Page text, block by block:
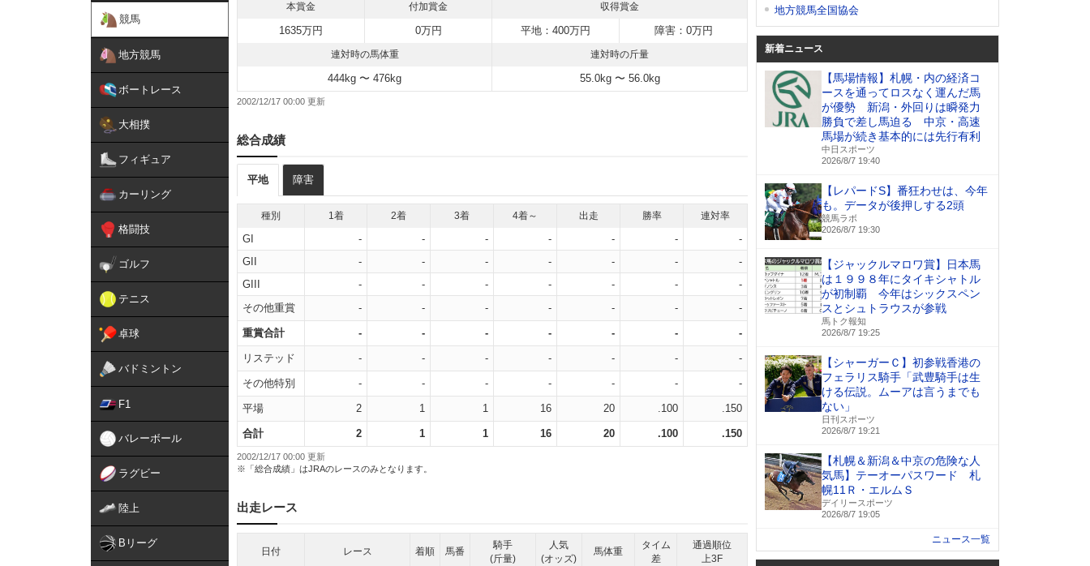
競馬
地方競馬
ボートレース
大相撲
フィギュア
カーリング
格闘技
ゴルフ
テニス
卓球
バドミントン
F1
バレーボール
ラグビー
陸上
Bリーグ
本賞金 付加賞金 収得賞金
1635万円 0万円 平地：400万円 障害：0万円
連対時の馬体重 連対時の斤量
444kg 〜 476kg 55.0kg 〜 56.0kg
2002/12/17 00:00
総合成績
平地 障害
種別 1着 2着 3着 4着～ 出走 勝率 連対率
GI - - - - - -
-
GII
- - - - - -
-
GIII
- - - - - -
-
その他重賞
- - - - - - -
重賞合計 - - - - - - -
リステッド - - - - - - -
その他特別 - - - - - - -
平場 2 1 1 16 20 .100 .150
合計 2 1 1 16 20 .100 .150
2002/12/17 00:00 更新
※「総合成績」はJRAのレースのみとなります。
出走レース
日付 レース 着順 馬番
騎手
(斤量)
人気
(オッズ)
馬体重
タイム
差
通過順位
上3F
地方競馬全国協会
新着ニュース
【馬場情報】札幌・内の経済コ
ースを通ってロスなく運んだ馬
が優勢 新潟・外回りは瞬発力
勝負で差し馬迫る 中京・高速
馬場が続き基本的には先行有利
中日スポーツ
2026/8/7 19:40
【レパードS】番狂わせは、今年
も。データが後押しする2頭
競馬ラボ
2026/8/7 19:30
【ジャックルマロワ賞】日本馬
は１９９８年にタイキシャトル
が初制覇 今年はシックスペン
スとシュトラウスが参戦
馬トク報知
2026/8/7 19:25
【シャーガーＣ】初参戦香港の
フェラリス騎手「武豊騎手は生
ける伝説。ムーアは言うまでも
ない」
日刊スポーツ
2026/8/7 19:21
【札幌＆新潟＆中京の危険な人
気馬】テーオーパスワード 札
幌11Ｒ・エルムＳ
デイリースポーツ
2026/8/7 19:05
ニュース一覧